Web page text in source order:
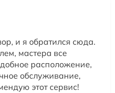
и я обратился сюда.
мастера все
расположение,
обслуживание,
этот сервис!